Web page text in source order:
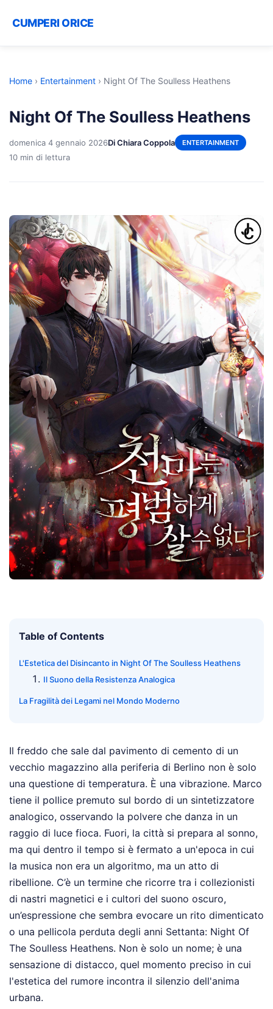
CUMPERI ORICE
Home › Entertainment › Night Of The Soulless Heathens
Night Of The Soulless Heathens
domenica 4 gennaio 2026Di Chiara Coppola ENTERTAINMENT
10 min di lettura
Table of Contents
L'Estetica del Disincanto in Night Of The Soulless Heathens
Il Suono della Resistenza Analogica
La Fragilità dei Legami nel Mondo Moderno
Il freddo che sale dal pavimento di cemento di un
vecchio magazzino alla periferia di Berlino non è solo
una questione di temperatura. È una vibrazione. Marco
tiene il pollice premuto sul bordo di un sintetizzatore
analogico, osservando la polvere che danza in un
raggio di luce fioca. Fuori, la città si prepara al sonno,
ma qui dentro il tempo si è fermato a un'epoca in cui
la musica non era un algoritmo, ma un atto di
ribellione. C’è un termine che ricorre tra i collezionisti
di nastri magnetici e i cultori del suono oscuro,
un’espressione che sembra evocare un rito dimenticato
o una pellicola perduta degli anni Settanta: Night Of
The Soulless Heathens. Non è solo un nome; è una
sensazione di distacco, quel momento preciso in cui
l'estetica del rumore incontra il silenzio dell'anima
urbana.